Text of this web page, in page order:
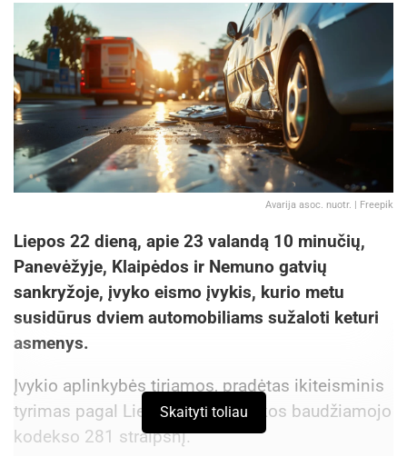
Avarija asoc. nuotr. | Freepik
Liepos 22 dieną, apie 23 valandą 10 minučių,
Panevėžyje, Klaipėdos ir Nemuno gatvių
sankryžoje, įvyko eismo įvykis, kurio metu
susidūrus dviem automobiliams sužaloti keturi
asmenys.
Įvykio aplinkybės tiriamos, pradėtas ikiteisminis
tyrimas pagal Lietuvos Respublikos baudžiamojo
kodekso 281 straipsnį.
Skaityti toliau